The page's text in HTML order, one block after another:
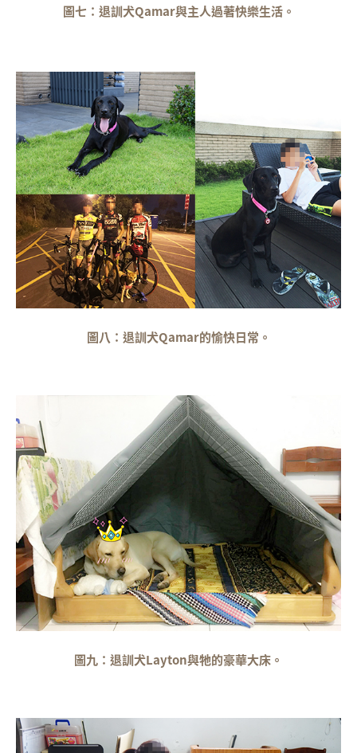
圖七：退訓犬Qamar與主人過著快樂生活。
圖八：退訓犬Qamar的愉快日常。
圖九：退訓犬Layton與牠的豪華大床。